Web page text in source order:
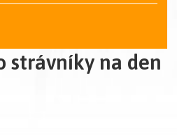
strávníky na den